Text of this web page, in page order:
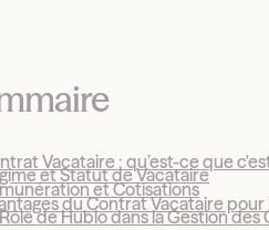
Vacataire : qu’est-ce que
et Statut de Vacataire
et Cotisations
du Contrat Vacataire
de Hublo dans la Gestion